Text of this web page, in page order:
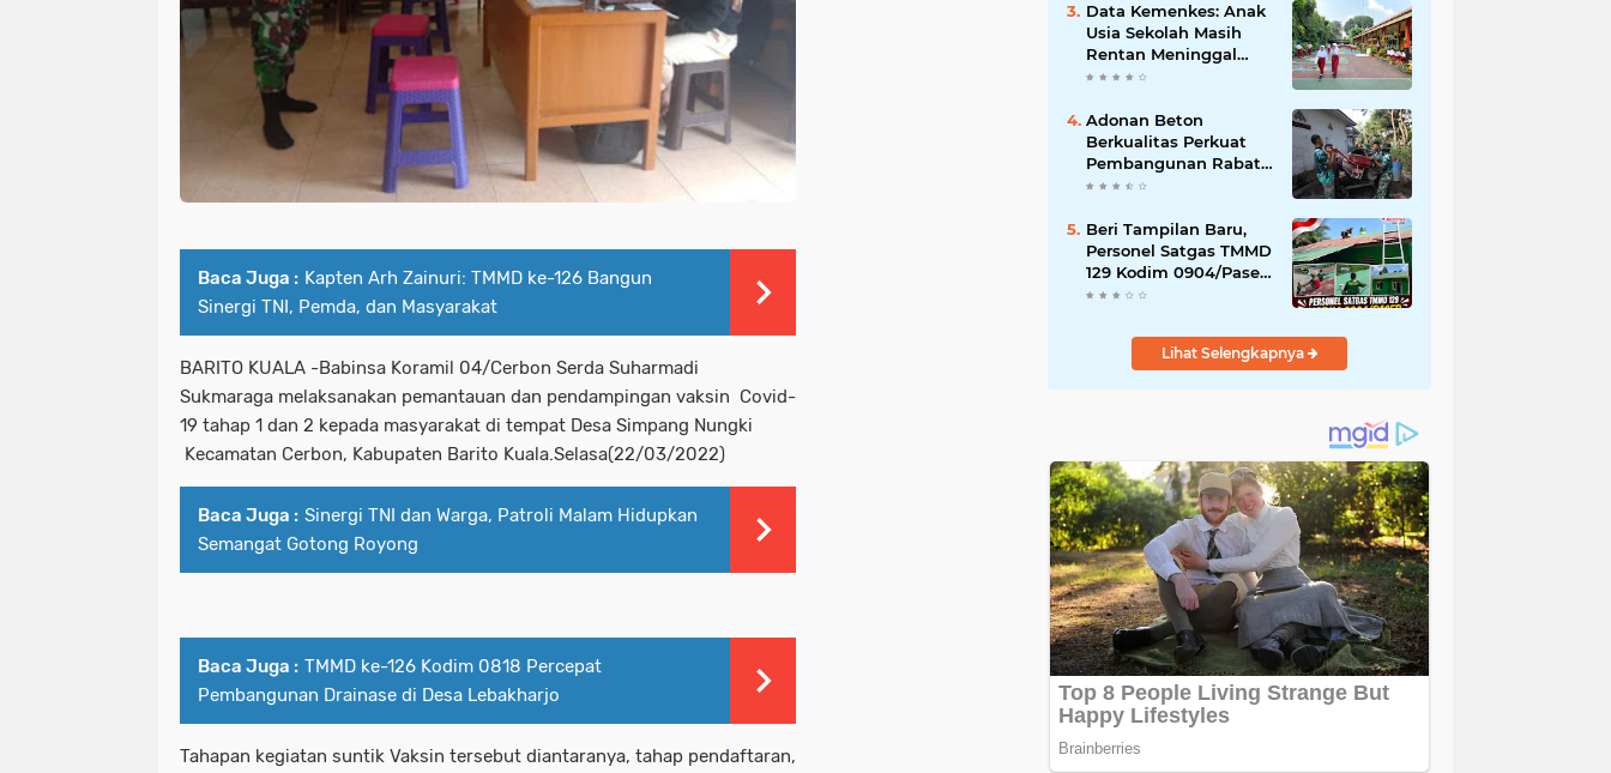
Baca Juga : Kapten Arh Zainuri: TMMD ke-126 Bangun
Sinergi TNI, Pemda, dan Masyarakat
BARITO KUALA -Babinsa Koramil 04/Cerbon Serda Suharmadi
Sukmaraga melaksanakan pemantauan dan pendampingan vaksin Covid-
19 tahap 1 dan 2 kepada masyarakat di tempat Desa Simpang Nungki
Kecamatan Cerbon, Kabupaten Barito Kuala.Selasa(22/03/2022)
Baca Juga : Sinergi TNI dan Warga, Patroli Malam Hidupkan
Semangat Gotong Royong
Baca Juga : TMMD ke-126 Kodim 0818 Percepat
Pembangunan Drainase di Desa Lebakharjo
Tahapan kegiatan suntik Vaksin tersebut diantaranya, tahap pendaftaran,
Data Kemenkes: Anak
Usia Sekolah Masih
Rentan Meninggal
Akibat DBD
Adonan Beton
Berkualitas Perkuat
Pembangunan Rabat
Jalan TMMD ke-129 di
Beri Tampilan Baru,
Personel Satgas TMMD
129 Kodim 0904/Paser
Cat Atap Rumah
Lihat Selengkapnya